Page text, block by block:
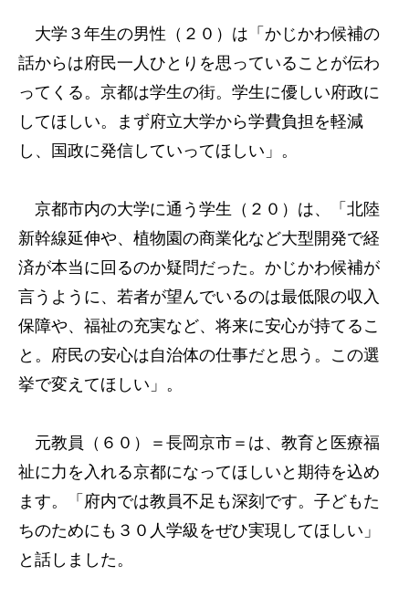
大学３年生の男性（２０）は「かじかわ候補の
話からは府民一人ひとりを思っていることが伝わ
ってくる。京都は学生の街。学生に優しい府政に
してほしい。まず府立大学から学費負担を軽減
し、国政に発信していってほしい」。
京都市内の大学に通う学生（２０）は、「北陸
新幹線延伸や、植物園の商業化など大型開発で経
済が本当に回るのか疑問だった。かじかわ候補が
言うように、若者が望んでいるのは最低限の収入
保障や、福祉の充実など、将来に安心が持てるこ
と。府民の安心は自治体の仕事だと思う。この選
挙で変えてほしい」。
元教員（６０）＝長岡京市＝は、教育と医療福
祉に力を入れる京都になってほしいと期待を込め
ます。「府内では教員不足も深刻です。子どもた
ちのためにも３０人学級をぜひ実現してほしい」
と話しました。